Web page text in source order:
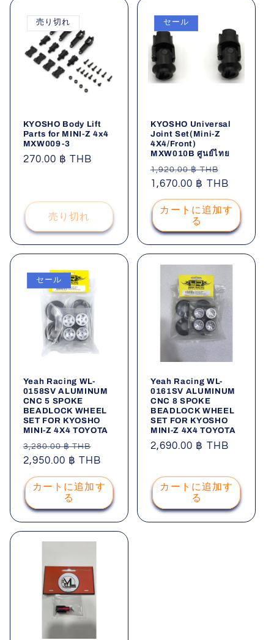
売り切れ
KYOSHO Body Lift
Parts for MINI-Z 4x4
MXW009-3
通
格
270.00 ฿ THB
売り切れ
セール
KYOSHO Universal
Joint Set(Mini-Z
4X4/Front)
MXW010B ศูนย์ไทย
通
常
価
格
1,920.00 ฿ THB
ー
ル
価
格
1,670.00 ฿ THB
カートに追加す
る
セール
Yeah Racing WL-
0158SV ALUMINUM
CNC 5 SPOKE
BEADLOCK WHEEL
SET FOR KYOSHO
MINI-Z 4X4 TOYOTA
通
常
価
格
3,280.00 ฿ THB
ー
ル
価
格
2,950.00 ฿ THB
カートに追加す
る
Yeah Racing WL-
0161SV ALUMINUM
CNC 8 SPOKE
BEADLOCK WHEEL
SET FOR KYOSHO
MINI-Z 4X4 TOYOTA
通
価
格
2,690.00 ฿ THB
カートに追加す
る